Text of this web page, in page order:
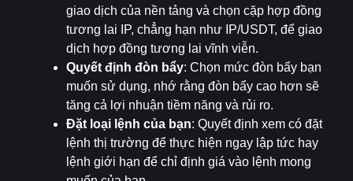
giao dịch của nền tảng và chọn cặp hợp đồng
tương lai IP, chẳng hạn như IP/USDT, để giao
dịch hợp đồng tương lai vĩnh viễn.
Quyết định đòn bẩy: Chọn mức đòn bẩy bạn
muốn sử dụng, nhớ rằng đòn bẩy cao hơn sẽ
tăng cả lợi nhuận tiềm năng và rủi ro.
Đặt loại lệnh của bạn: Quyết định xem có đặt
lệnh thị trường để thực hiện ngay lập tức hay
lệnh giới hạn để chỉ định giá vào lệnh mong